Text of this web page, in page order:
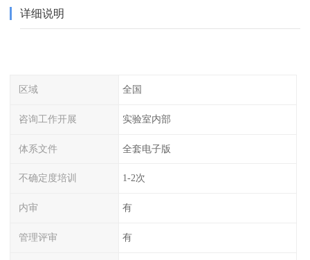
详细说明
区域 全国
咨询工作开展 实验室内部
体系文件 全套电子版
不确定度培训 1-2次
内审 有
管理评审 有